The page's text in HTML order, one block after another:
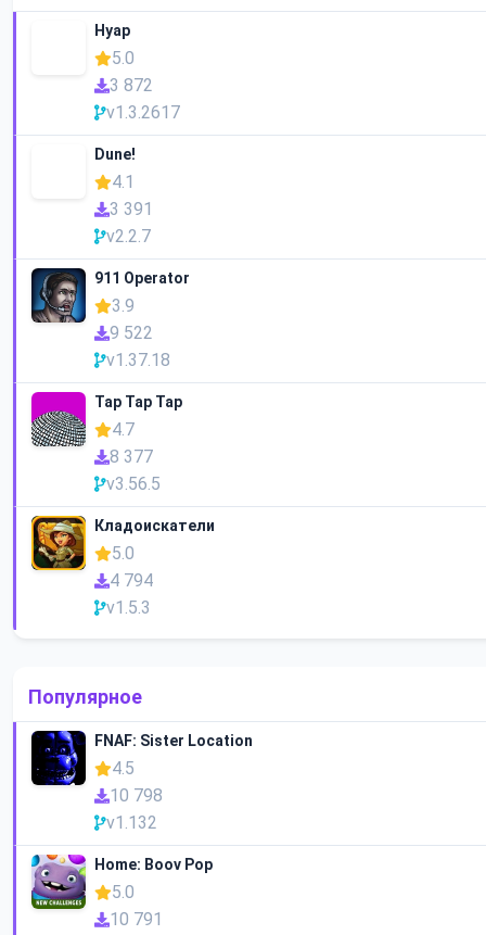
Нуар
5.0
3 872
v1.3.2617
Dune!
4.1
3 391
v2.2.7
911 Operator
3.9
9 522
v1.37.18
Tap Tap Tap
4.7
8 377
v3.56.5
Кладоискатели
5.0
4 794
v1.5.3
Популярное
FNAF: Sister Location
4.5
10 798
v1.132
Home: Boov Pop
5.0
10 791